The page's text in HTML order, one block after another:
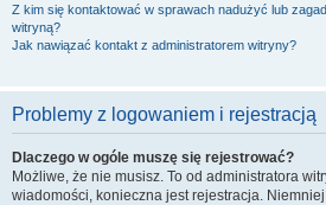
Z kim się kontaktować w sprawach nadużyć lub
witryną?
Jak nawiązać kontakt z administratorem witryny?
Problemy z logowaniem i rejestracją
Dlaczego w ogóle muszę się rejestrować?
Możliwe, że nie musisz. To od administratora
wiadomości, konieczna jest rejestracja.